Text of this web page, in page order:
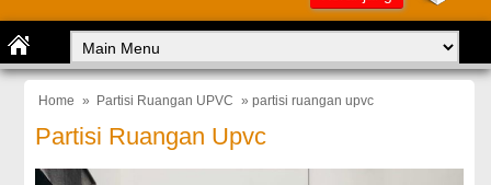
Home » Partisi Ruangan UPVC » partisi ruangan upvc
Partisi Ruangan Upvc